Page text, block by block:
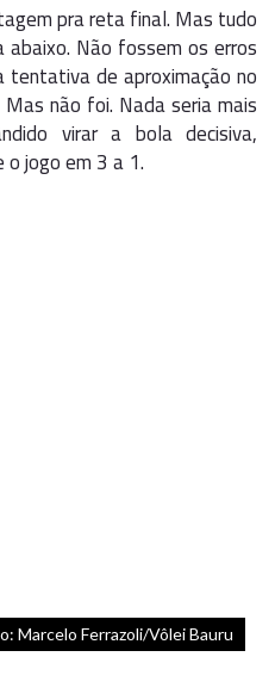
pra reta final. Mas tudo
Não fossem os erros
tentativa de aproximação no
não foi. Nada seria mais
virar a bola decisiva,
jogo em 3 a 1.
Marcelo Ferrazoli/Vôlei Bauru